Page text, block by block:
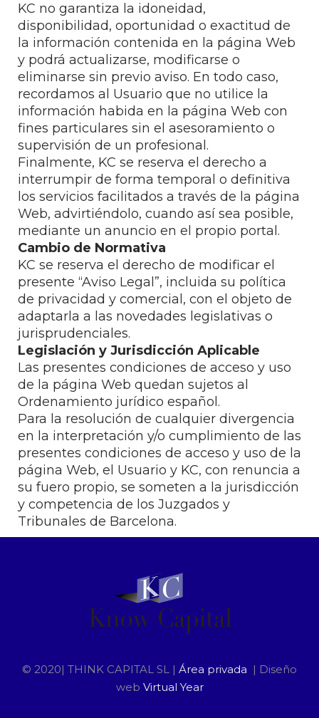
KC no garantiza la idoneidad,
disponibilidad, oportunidad o exactitud de
la información contenida en la página Web
y podrá actualizarse, modificarse o
eliminarse sin previo aviso. En todo caso,
recordamos al Usuario que no utilice la
información habida en la página Web con
fines particulares sin el asesoramiento o
supervisión de un profesional.
Finalmente, KC se reserva el derecho a
interrumpir de forma temporal o definitiva
los servicios facilitados a través de la página
Web, advirtiéndolo, cuando así sea posible,
mediante un anuncio en el propio portal.
Cambio de Normativa
KC se reserva el derecho de modificar el
presente “Aviso Legal”, incluida su política
de privacidad y comercial, con el objeto de
adaptarla a las novedades legislativas o
jurisprudenciales.
Legislación y Jurisdicción Aplicable
Las presentes condiciones de acceso y uso
de la página Web quedan sujetos al
Ordenamiento jurídico español.
Para la resolución de cualquier divergencia
en la interpretación y/o cumplimiento de las
presentes condiciones de acceso y uso de la
página Web, el Usuario y KC, con renuncia a
su fuero propio, se someten a la jurisdicción
y competencia de los Juzgados y
Tribunales de Barcelona.
© 2020| THINK CAPITAL SL | Área privada | Diseño
web Virtual Year